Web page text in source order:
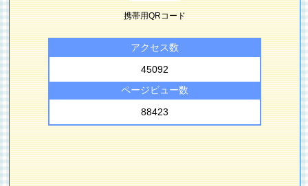
携帯用QRコード
アクセス数
45092
ページビュー数
88423